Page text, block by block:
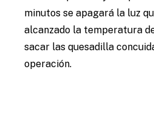
minutos se apagará la luz
alcanzado la temperatura
sacar las quesadilla
operación.